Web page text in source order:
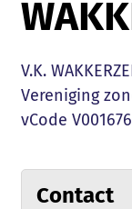
V.K.
Type
Vereniging
vCode
Contact